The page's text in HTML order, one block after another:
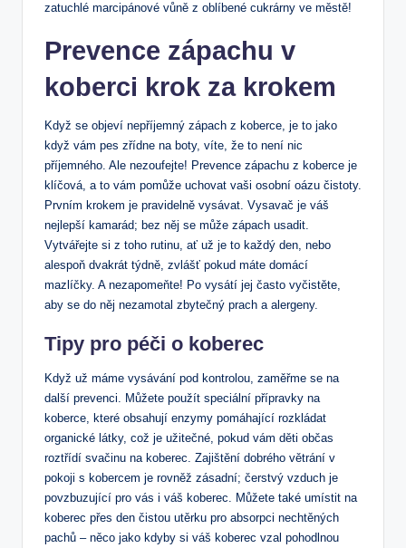
zatuchlé marcipánové vůně z oblíbené cukrárny ve městě!
Prevence zápachu v
koberci krok za krokem
Když se objeví nepříjemný zápach z koberce, je to jako
když vám pes zřídne na boty, víte, že to není nic
příjemného. Ale nezoufejte! Prevence zápachu z koberce je
klíčová, a to vám pomůže uchovat vaši osobní oázu čistoty.
Prvním krokem je pravidelně vysávat. Vysavač je váš
nejlepší kamarád; bez něj se může zápach usadit.
Vytvářejte si z toho rutinu, ať už je to každý den, nebo
alespoň dvakrát týdně, zvlášť pokud máte domácí
mazlíčky. A nezapomeňte! Po vysátí jej často vyčistěte,
aby se do něj nezamotal zbytečný prach a alergeny.
Tipy pro péči o koberec
Když už máme vysávání pod kontrolou, zaměřme se na
další prevenci. Můžete použít speciální přípravky na
koberce, které obsahují enzymy pomáhající rozkládat
organické látky, což je užitečné, pokud vám děti občas
roztřídí svačinu na koberec. Zajištění dobrého větrání v
pokoji s kobercem je rovněž zásadní; čerstvý vzduch je
povzbuzující pro vás i váš koberec. Můžete také umístit na
koberec přes den čistou utěrku pro absorpci nechtěných
pachů – něco jako kdyby si váš koberec vzal pohodlnou